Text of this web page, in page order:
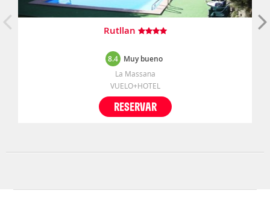
Rutllan
8.4 Muy bueno
La Massana
VUELO+HOTEL
RESERVAR